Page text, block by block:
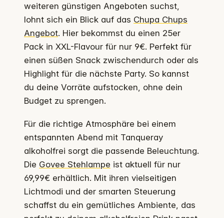
weiteren günstigen Angeboten suchst,
lohnt sich ein Blick auf das Chupa Chups
Angebot. Hier bekommst du einen 25er
Pack in XXL-Flavour für nur 9€. Perfekt für
einen süßen Snack zwischendurch oder als
Highlight für die nächste Party. So kannst
du deine Vorräte aufstocken, ohne dein
Budget zu sprengen.
Für die richtige Atmosphäre bei einem
entspannten Abend mit Tanqueray
alkoholfrei sorgt die passende Beleuchtung.
Die Govee Stehlampe ist aktuell für nur
69,99€ erhältlich. Mit ihren vielseitigen
Lichtmodi und der smarten Steuerung
schaffst du ein gemütliches Ambiente, das